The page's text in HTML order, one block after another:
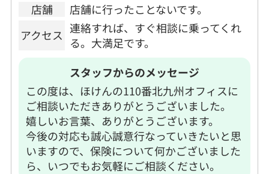
店舗
店舗に行ったことないです。
アクセス 連絡すれば、すぐ相談に乗ってくれ
る。大満足です。
スタッフからのメッセージ
この度は、ほけんの110番北九州オフィスに
ご相談いただきありがとうございました。
嬉しいお言葉、ありがとうございます。
今後の対応も誠心誠意行なっていきたいと思
いますので、保険について何かございました
ら、いつでもお気軽にご相談ください。